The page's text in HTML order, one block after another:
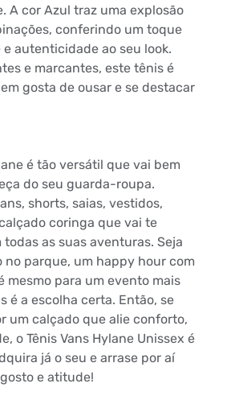
A cor Azul traz uma explosão
conferindo um toque
autenticidade ao seu look.
e marcantes, este tênis é
gosta de ousar e se destacar
é tão versátil que vai bem
do seu guarda-roupa.
shorts, saias, vestidos,
coringa que vai te
as suas aventuras. Seja
no parque, um happy hour com
mesmo para um evento mais
é a escolha certa. Então, se
um calçado que alie conforto,
o Tênis Vans Hylane Unissex é
já o seu e arrase por aí
e atitude!